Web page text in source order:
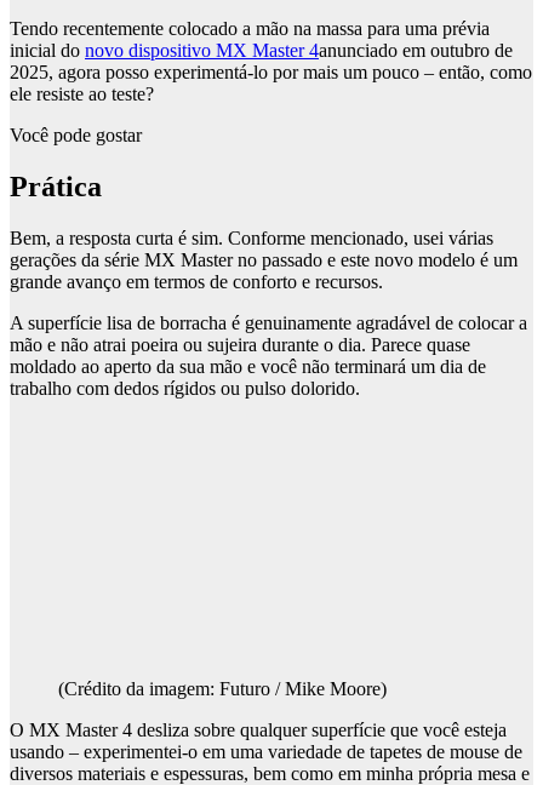
Tendo recentemente colocado a mão na massa para uma prévia
inicial do novo dispositivo MX Master 4anunciado em outubro de
2025, agora posso experimentá-lo por mais um pouco – então, como
ele resiste ao teste?
Você pode gostar
Prática
Bem, a resposta curta é sim. Conforme mencionado, usei várias
gerações da série MX Master no passado e este novo modelo é um
grande avanço em termos de conforto e recursos.
A superfície lisa de borracha é genuinamente agradável de colocar a
mão e não atrai poeira ou sujeira durante o dia. Parece quase
moldado ao aperto da sua mão e você não terminará um dia de
trabalho com dedos rígidos ou pulso dolorido.
(Crédito da imagem: Futuro / Mike Moore)
O MX Master 4 desliza sobre qualquer superfície que você esteja
usando – experimentei-o em uma variedade de tapetes de mouse de
diversos materiais e espessuras, bem como em minha própria mesa e